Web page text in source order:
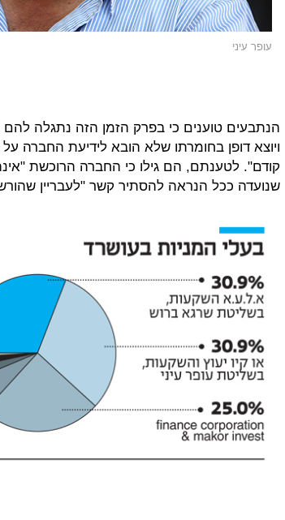
עופר עיני
הנתבעים טוענים כי בפרק הזמן הזה נתגלה
ויוצא דופן בחומרתו שלא הובא לידיעת החברה על
קודם". לטענתם, הם גילו כי החברה הרוכשת
שנועדה ככל הנראה להסתיר קשר "לעבריין